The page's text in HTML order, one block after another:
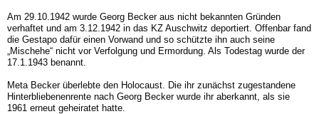
Am 29.10.1942 wurde Georg Becker aus nicht bekannten Gründen
verhaftet und am 3.12.1942 in das KZ Auschwitz deportiert. Offenbar fand
die Gestapo dafür einen Vorwand und so schützte ihn auch seine
„Mischehe“ nicht vor Verfolgung und Ermordung. Als Todestag wurde der
17.1.1943 benannt.
Meta Becker überlebte den Holocaust. Die ihr zunächst zugestandene
Hinterbliebenenrente nach Georg Becker wurde ihr aberkannt, als sie
1961 erneut geheiratet hatte.